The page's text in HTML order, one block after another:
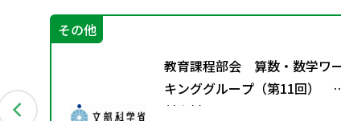
その他
教育課程部会 算数・数学ワ
キンググループ（第11回）
付資料